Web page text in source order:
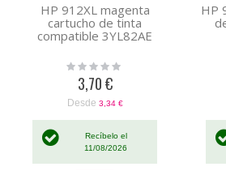
HP 912XL magenta
cartucho de tinta
compatible 3YL82AE
Rating:
3,70 €
Desde 3,34 €
Recíbelo el
11/08/2026
HP